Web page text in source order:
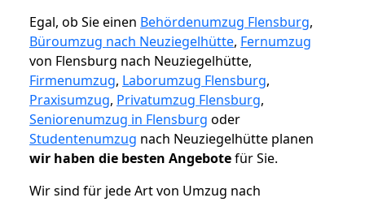
Egal, ob Sie einen Behördenumzug Flensburg,
Büroumzug nach Neuziegelhütte, Fernumzug
von Flensburg nach Neuziegelhütte,
Firmenumzug, Laborumzug Flensburg,
Praxisumzug, Privatumzug Flensburg,
Seniorenumzug in Flensburg oder
Studentenumzug nach Neuziegelhütte planen
wir haben die besten Angebotefür Sie.
Wir sind für jede Art von Umzug nach